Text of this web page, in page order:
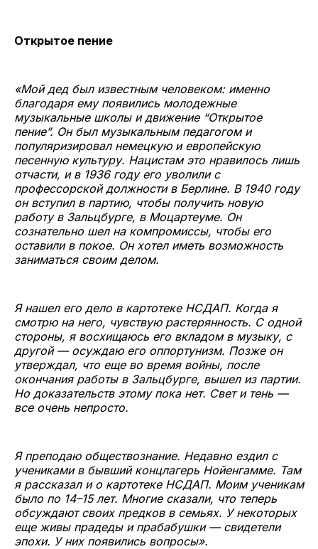
Открытое пение
«Мой дед был известным человеком: именно
благодаря ему появились молодежные
музыкальные школы и движение “Открытое
пение”. Он был музыкальным педагогом и
популяризировал немецкую и европейскую
песенную культуру. Нацистам это нравилось лишь
отчасти, и в 1936 году его уволили с
профессорской должности в Берлине. В 1940 году
он вступил в партию, чтобы получить новую
работу в Зальцбурге, в Моцартеуме. Он
сознательно шел на компромиссы, чтобы его
оставили в покое. Он хотел иметь возможность
заниматься своим делом.
Я нашел его дело в картотеке НСДАП. Когда я
смотрю на него, чувствую растерянность. С одной
стороны, я восхищаюсь его вкладом в музыку, с
другой — осуждаю его оппортунизм. Позже он
утверждал, что еще во время войны, после
окончания работы в Зальцбурге, вышел из партии.
Но доказательств этому пока нет. Свет и тень —
все очень непросто.
Я преподаю обществознание. Недавно ездил с
учениками в бывший концлагерь Нойенгамме. Там
я рассказал и о картотеке НСДАП. Моим ученикам
было по 14–15 лет. Многие сказали, что теперь
обсуждают своих предков в семьях. У некоторых
еще живы прадеды и прабабушки — свидетели
эпохи. У них появились вопросы».